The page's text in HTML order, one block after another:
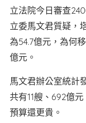
立法院今日審查
立委馬文君質疑，
為54.7億元，為何
億元。
馬文君辦公室統計
共有11艘、692億
預算還更貴。